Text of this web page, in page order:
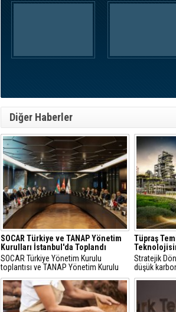
Diğer Haberler
SOCAR Türkiye ve TANAP Yönetim
Kurulları İstanbul'da Toplandı
SOCAR Türkiye Yönetim Kurulu
toplantısı ve TANAP Yönetim Kurulu
toplantısı, 30 Temmuz 2026 tarihinde
İstanbul’da gerçekleştirildi.
Tüpraş
Stratejik
düşük
hidrojen
projelere